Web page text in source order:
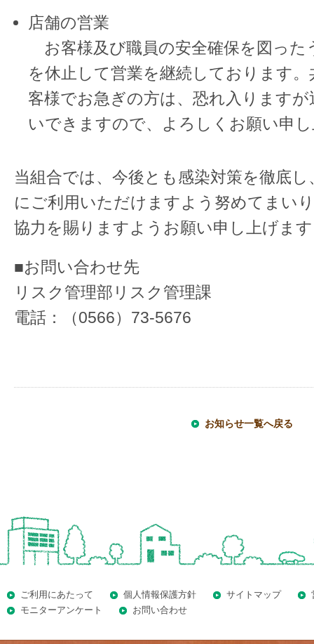
店舗の営業
お客様及び職員の安全確保を図った
を休止して営業を継続しております
客様でお急ぎの方は、恐れ入ります
いできますので、よろしくお願い申
当組合では、今後とも感染対策を徹底
にご利用いただけますよう努めてまい
協力を賜りますようお願い申し上げま
■お問い合わせ先
リスク管理部リスク管理課
電話：（0566）73-5676
お知らせ一覧へ戻る
ご利用にあたって 個人情報保護方針 サイトマップ
モニターアンケート
お問い合わせ